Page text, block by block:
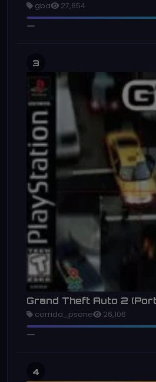
gba 27,654
3
Grand Theft Auto 2
corrida_psone 26,106
4